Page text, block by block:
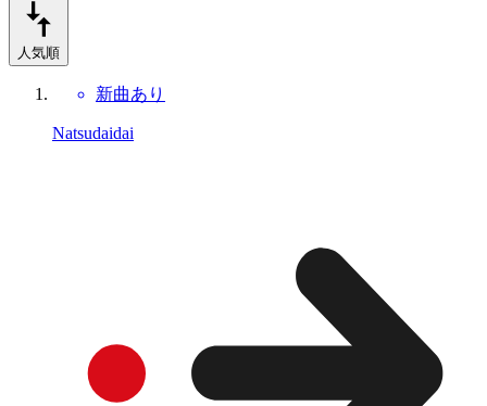
人気順
新曲あり
Natsudaidai